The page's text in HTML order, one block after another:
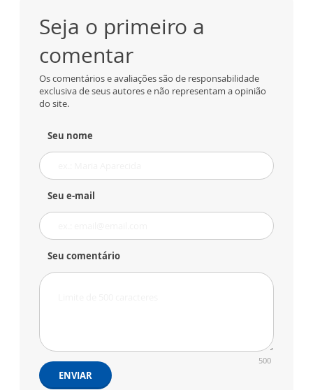
Seja o primeiro a
comentar
Os comentários e avaliações são de responsabilidade
exclusiva de seus autores e não representam a opinião
do site.
Seu nome
Seu e-mail
Seu comentário
500
ENVIAR